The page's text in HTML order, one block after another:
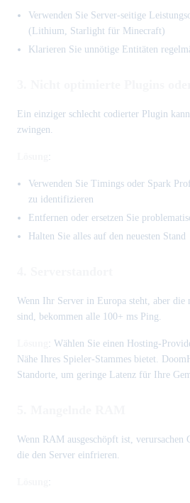
Verwenden Sie Server-seitige
(Lithium, Starlight für Minecraft)
Klarieren Sie unnötige Entitäten
Ein einziger schlecht codierter Plugin
zwingen.
:
Verwenden Sie Timings oder Spark
zu identifizieren
Entfernen oder ersetzen Sie
Halten Sie alles auf den neuesten Stand
Wenn Ihr Server in Europa steht, aber die
sind, bekommen alle 100+ ms Ping.
: Wählen Sie einen Hosting-
Nähe Ihres Spieler-Stammes bietet.
Standorte, um geringe Latenz für Ihre
Wenn RAM ausgeschöpft ist, verursachen
die den Server einfrieren.
: